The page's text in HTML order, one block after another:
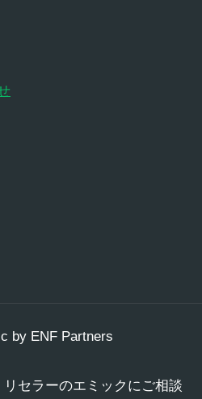
by ENF Partners
セラーのエミックにご相談